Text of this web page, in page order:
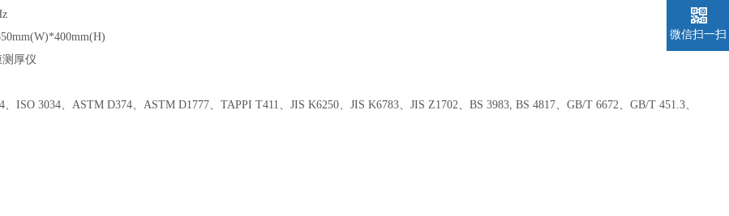
、ISO 3034、ASTM D374、ASTM D1777、TAPPI T411、JIS K6250、JIS K6783、JIS Z1702、BS 3983, BS 4817、GB/T 6672、GB/T 451.3、
微信扫一扫